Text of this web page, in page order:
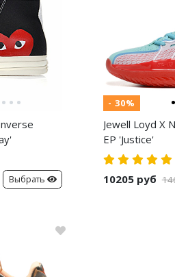
Выбрать
- 30%
Jewell Loyd X
EP 'Justice'
10205 руб